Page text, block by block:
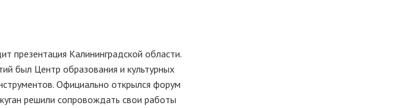
презентация Калининградской области.
был Центр образования и культурных
Официально открылся форум
решили сопровождать свои работы